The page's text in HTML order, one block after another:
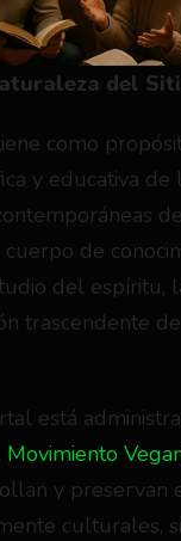
del
como
y educativa
de
del espíritu,
trascendente
está
Movimiento
y preservan
culturales,